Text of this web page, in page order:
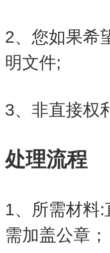
2、您如果希
明文件;
3、非直接权
处理流程
1、所需材料
需加盖公章；